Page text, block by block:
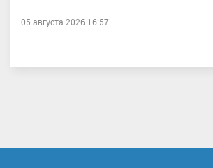
05 августа 2026 16:57